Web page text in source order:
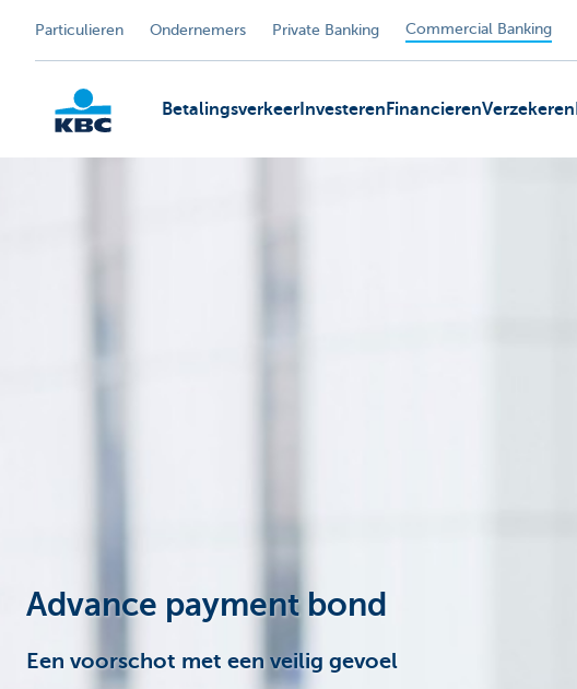
Particulieren Ondernemers Private Banking Commercial Banking
Betalingsverkeer Investeren FinancierenVerzekeren
Advance payment bond
Een voorschot met een veilig gevoel